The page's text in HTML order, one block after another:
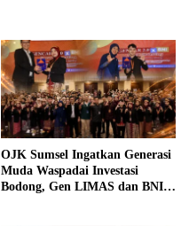
OJK Sumsel Ingatkan Generasi
Muda Waspadai Investasi
Bodong, Gen LIMAS dan BNI